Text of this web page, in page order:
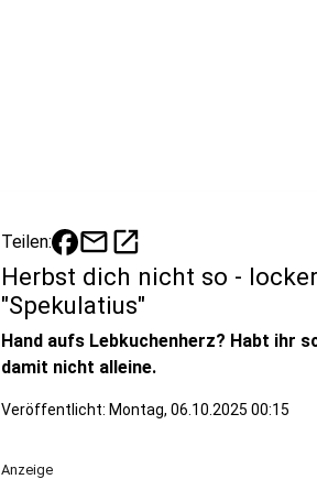
Teilen: mailopen_in_new
Herbst dich nicht so -
"Spekulatius"
Hand aufs Lebkuchenherz? Habt ihr
damit nicht alleine.
Veröffentlicht: Montag, 06.10.2025 00:15
Anzeige